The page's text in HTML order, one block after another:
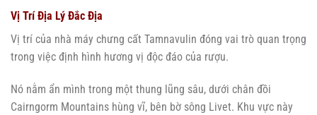
Vị Trí Địa Lý Đắc Địa
Vị trí của nhà máy chưng cất Tamnavulin đóng vai trò quan trọng
trong việc định hình hương vị độc đáo của rượu.
Nó nằm ẩn mình trong một thung lũng sâu, dưới chân đồi
Cairngorm Mountains hùng vĩ, bên bờ sông Livet. Khu vực này